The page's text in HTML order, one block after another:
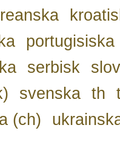
portugisiska
serbisk
svenska th
(ch)